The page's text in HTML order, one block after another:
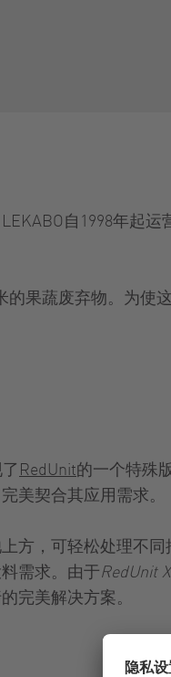
自1998年起
的果蔬废弃物。为使
RedUnit的一个特殊
美契合其应用需求。
方，可轻松处理不
需求。由于RedUnit
完美解决方案。